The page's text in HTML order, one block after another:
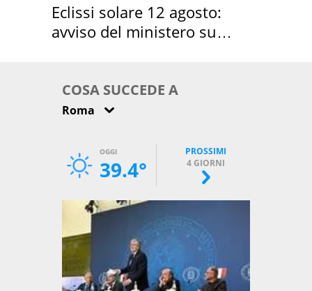
Eclissi solare 12 agosto:
avviso del ministero su